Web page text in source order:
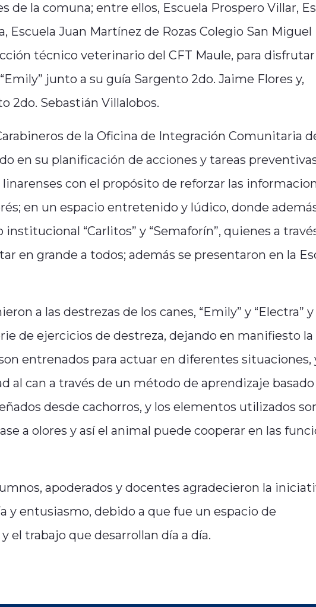
de la comuna; entre ellos, Escuela Prospero Villar,
Escuela Juan Martínez de Rozas Colegio San Miguel
técnico veterinario del CFT Maule, para
junto a su guía Sargento 2do. Jaime Flores y,
2do. Sebastián Villalobos.
de la Oficina de Integración Comunitaria
en su planificación de acciones y tareas
con el propósito de reforzar las
en un espacio entretenido y lúdico, donde
“Carlitos” y “Semaforín”, quienes a
en grande a todos; además se presentaron en la
a las destrezas de los canes, “Emily” y “Electra” y
de ejercicios de destreza, dejando en manifiesto la
entrenados para actuar en diferentes situaciones,
al can a través de un método de aprendizaje basado
desde cachorros, y los elementos utilizados
a olores y así el animal puede cooperar en las
apoderados y docentes agradecieron la
y entusiasmo, debido a que fue un espacio de
el trabajo que desarrollan día a día.